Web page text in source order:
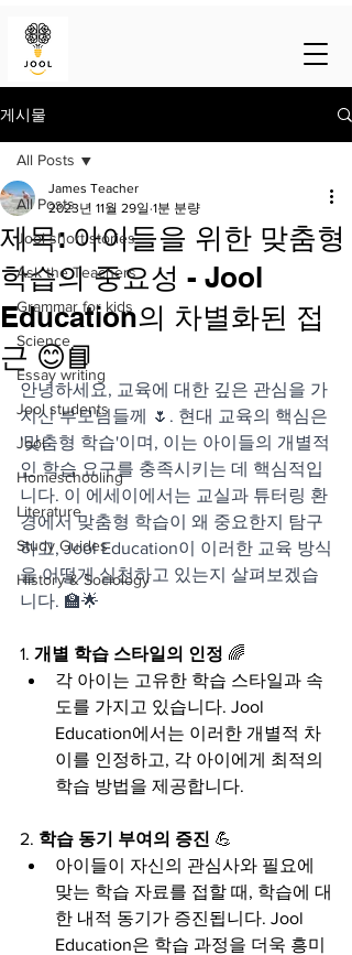
게시물
All Posts
Jool short stories
Ask the Teachers
Grammar for kids
Science
Essay writing
Jool students
Jool
Homeschooling
Literature
Study Guides
History & Sociology
All Posts
제목: 아이들을 위한 맞춤형
학습의 중요성 - Jool
Education의 차별화된 접
근 😊📘
James Teacher
2023년 11월 29일 1분 분량
안녕하세요, 교육에 대한 깊은 관심을 가
지신 부모님들께 🌷. 현대 교육의 핵심은
'맞춤형 학습'이며, 이는 아이들의 개별적
인 학습 요구를 충족시키는 데 핵심적입
니다. 이 에세이에서는 교실과 튜터링 환
경에서 맞춤형 학습이 왜 중요한지 탐구
하고, Jool Education이 이러한 교육 방식
을 어떻게 실천하고 있는지 살펴보겠습
니다. 🏫🌟
1. 개별 학습 스타일의 인정 🌈
각 아이는 고유한 학습 스타일과 속
도를 가지고 있습니다. Jool
Education에서는 이러한 개별적 차
이를 인정하고, 각 아이에게 최적의
학습 방법을 제공합니다.
2. 학습 동기 부여의 증진 💪
아이들이 자신의 관심사와 필요에
맞는 학습 자료를 접할 때, 학습에 대
한 내적 동기가 증진됩니다. Jool
Education은 학습 과정을 더욱 흥미